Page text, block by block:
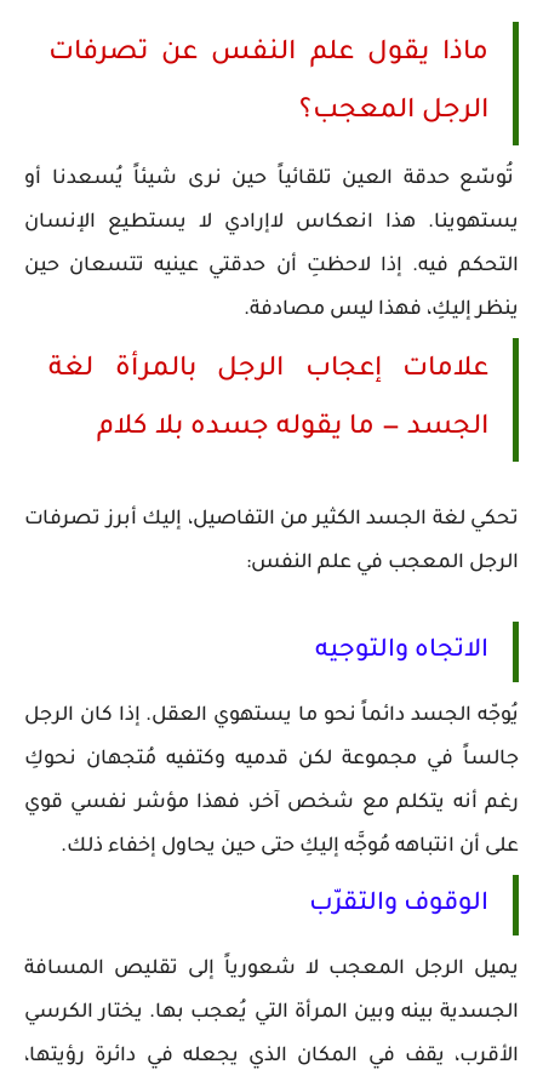
ماذا يقول علم النفس عن تصرفات
الرجل المعجب؟
تُوسّع حدقة العين تلقائياً حين نرى شيئاً يُسعدنا أو
يستهوينا. هذا انعكاس لاإرادي لا يستطيع الإنسان
التحكم فيه. إذا لاحظتِ أن حدقتي عينيه تتسعان حين
ينظر إليكِ، فهذا ليس مصادفة.
علامات إعجاب الرجل بالمرأة لغة
الجسد — ما يقوله جسده بلا كلام
تحكي لغة الجسد الكثير من التفاصيل، إليك أبرز تصرفات
الرجل المعجب في علم النفس:
الاتجاه والتوجيه
يُوجّه الجسد دائماً نحو ما يستهوي العقل. إذا كان الرجل
جالساً في مجموعة لكن قدميه وكتفيه مُتجهان نحوكِ
رغم أنه يتكلم مع شخص آخر، فهذا مؤشر نفسي قوي
على أن انتباهه مُوجَّه إليكِ حتى حين يحاول إخفاء ذلك.
الوقوف والتقرّب
يميل الرجل المعجب لا شعورياً إلى تقليص المسافة
الجسدية بينه وبين المرأة التي يُعجب بها. يختار الكرسي
الأقرب، يقف في المكان الذي يجعله في دائرة رؤيتها،